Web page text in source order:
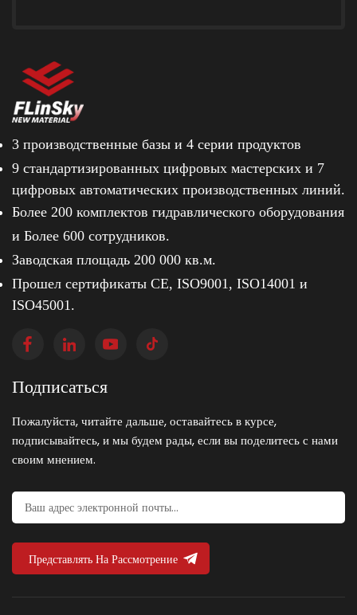
3 производственные базы и 4 серии продуктов
9 стандартизированных цифровых мастерских и 7
цифровых автоматических производственных линий.
Более 200 комплектов гидравлического оборудования
и Более 600 сотрудников.
Заводская площадь 200 000 кв.м.
Прошел сертификаты CE, ISO9001, ISO14001 и
ISO45001.
Подписаться
Пожалуйста, читайте дальше, оставайтесь в курсе,
подписывайтесь, и мы будем рады, если вы поделитесь с нами
своим мнением.
Представлять На Рассмотрение